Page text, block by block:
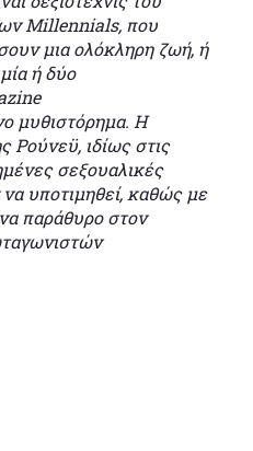
Millennials, που
μια ολόκληρη ζωή, ή
ή δύο
μυθιστόρημα. Η
Ρούνεϋ, ιδίως στις
σεξουαλικές
υποτιμηθεί, καθώς με
παράθυρο στον